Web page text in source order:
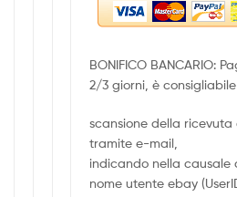
BONIFICO BANCARIO:
2/3 giorni, è
scansione della
tramite e-mail,
indicando nella
nome utente ebay